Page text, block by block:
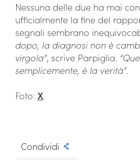
Nessuna delle due ha mai
ufficialmente la fine del
segnali sembrano
dopo, la diagnosi non è
virgola”, scrive Parpiglia.
semplicemente, è la verità”.
Foto: X.
Condividi